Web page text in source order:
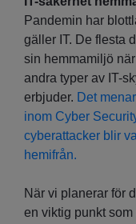
Pandemin har
gäller IT. De flesta
sin hemmamiljö
andra typer av IT-
erbjuder. Det
inom Cyber
cyberattacker blir
hemifrån.
När vi planerar för
en viktig punkt